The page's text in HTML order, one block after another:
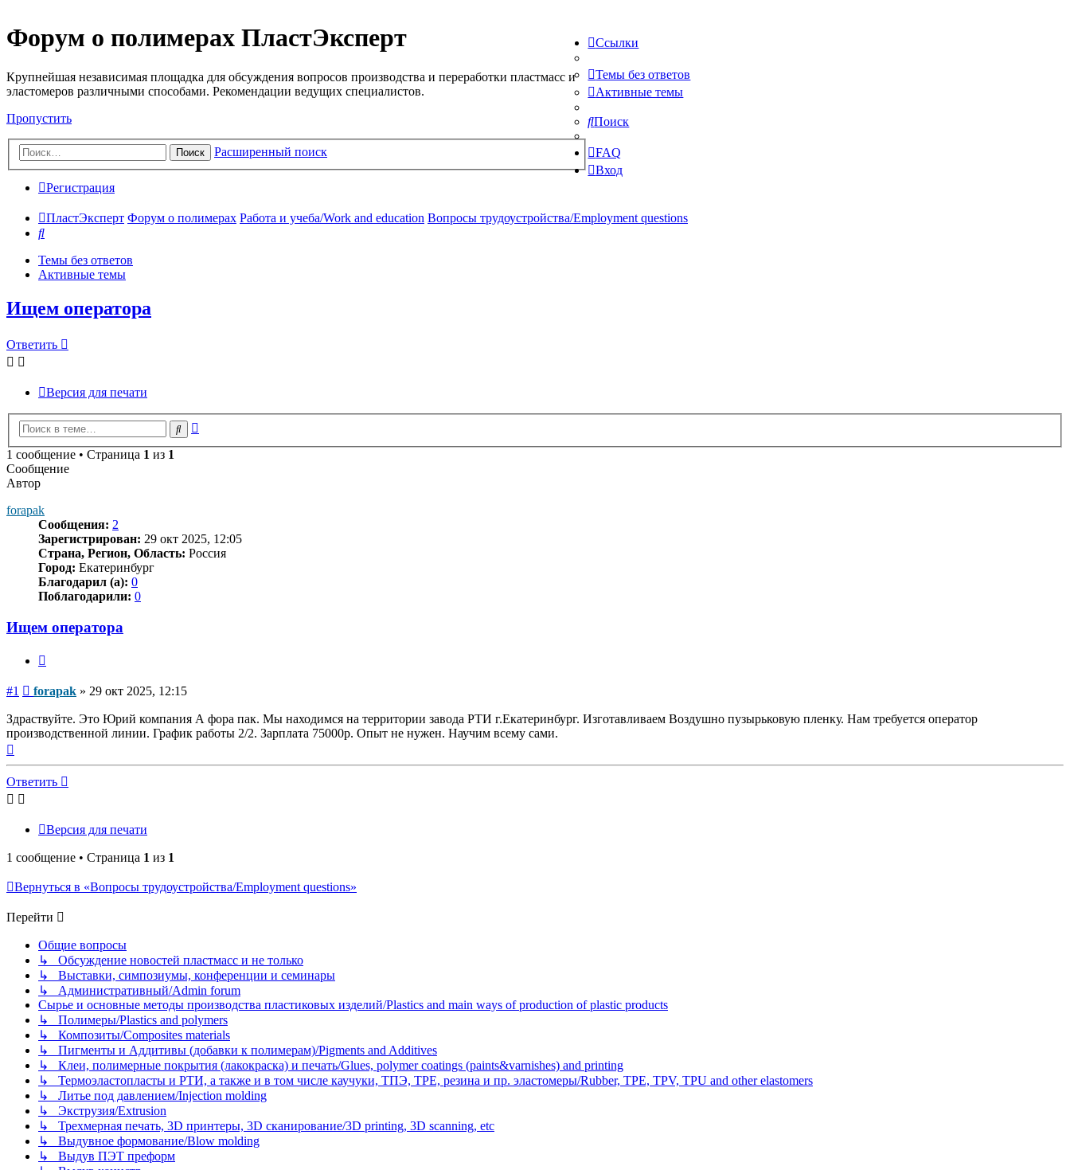
Форум о полимерах ПластЭксперт
Крупнейшая независимая площадка для обсуждения вопросов производства и переработки пластмасс и
эластомеров различными способами. Рекомендации ведущих специалистов.
Пропустить
Поиск Расширенный поиск
Ссылки
Темы без ответов
Активные темы
Поиск
FAQ
Вход
Регистрация
ПластЭксперт Форум о полимерах Работа и учеба/Work and education Вопросы трудоустройства/Employment questions
Поиск
Темы без ответов
Активные темы
Ищем оператора
Ответить
Версия для печати
Поиск
1 сообщение • Страница 1 из 1
Сообщение
Автор
forapak
Сообщения: 2
Зарегистрирован: 29 окт 2025, 12:05
Страна, Регион, Область: Россия
Город: Екатеринбург
Благодарил (а): 0
Поблагодарили: 0
Ищем оператора
#1 Сообщение
forapak » 29 окт 2025, 12:15
Здраствуйте. Это Юрий компания А фора пак. Мы находимся на территории завода РТИ г.Екатеринбург. Изготавливаем Воздушно пузырьковую пленку. Нам требуется оператор
производственной линии. График работы 2/2. Зарплата 75000р. Опыт не нужен. Научим всему сами.
началу
Ответить
Версия для печати
1 сообщение • Страница 1 из 1
Вернуться в «Вопросы трудоустройства/Employment questions»
Перейти
Общие вопросы
↳ Обсуждение новостей пластмасс и не только
↳ Выставки, симпозиумы, конференции и семинары
↳ Административный/Admin forum
Сырье и основные методы производства пластиковых изделий/Plastics and main ways of production of plastic products
↳ Полимеры/Plastics and polymers
↳ Композиты/Сomposites materials
↳ Пигменты и Аддитивы (добавки к полимерам)/Pigments and Additives
↳ Клеи, полимерные покрытия (лакокраска) и печать/Glues, polymer coatings (paints&varnishes) and printing
↳ Термоэластопласты и РТИ, а также и в том числе каучуки, ТПЭ, TPE, резина и пр. эластомеры/Rubber, TPE, TPV, TPU and other elastomers
↳ Литье под давлением/Injection molding
↳ Экструзия/Extrusion
↳ Трехмерная печать, 3D принтеры, 3D сканирование/3D printing, 3D scanning, etc
↳ Выдувное формование/Blow molding
↳ Выдув ПЭТ преформ